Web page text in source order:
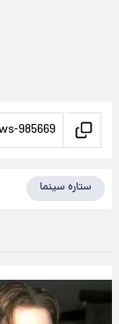
ستاره سینما